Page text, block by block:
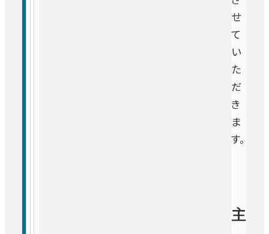
せ
て
い
た
だ
き
ま
す。
主